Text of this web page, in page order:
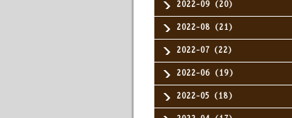
2022-09（20）
2022-08（21）
2022-07（22）
2022-06（19）
2022-05（18）